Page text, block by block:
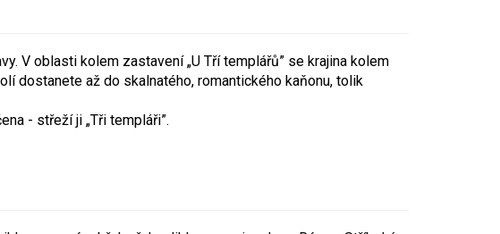
V oblasti kolem zastavení „U Tří templářů” se krajina kolem
dostanete až do skalnatého, romantického kaňonu, tolik
- střeží ji „Tři templáři”.